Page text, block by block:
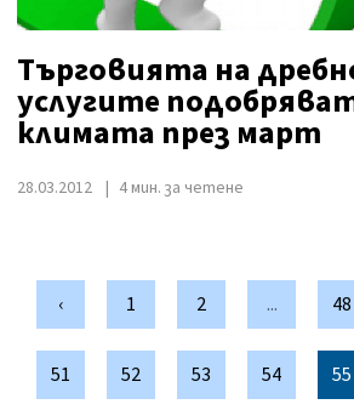
Търговията на
услугите
климата през март
28.03.2012 4 мин. за четене
‹ 1 2 ... 48
51 52 53 54 55